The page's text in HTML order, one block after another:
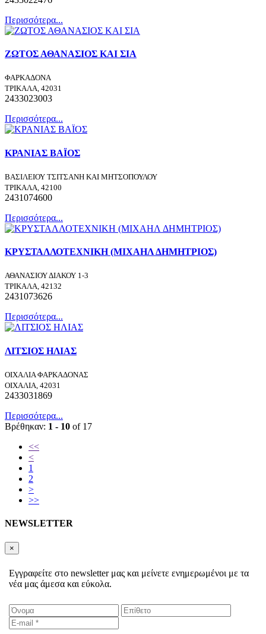
Περισσότερα...
ΖΩΤΟΣ ΑΘΑΝΑΣΙΟΣ ΚΑΙ ΣΙΑ
ΦΑΡΚΑΔΟΝΑ
ΤΡΙΚΑΛΑ, 42031
2433023003
Περισσότερα...
ΚΡΑΝΙΑΣ ΒΑΪΟΣ
ΒΑΣΙΛΕΙΟΥ ΤΣΙΤΣΑΝΗ ΚΑΙ ΜΗΤΣΟΠΟΥΛΟΥ
ΤΡΙΚΑΛΑ, 42100
2431074600
Περισσότερα...
ΚΡΥΣΤΑΛΛΟΤΕΧΝΙΚΗ (ΜΙΧΑΗΛ ΔΗΜΗΤΡΙΟΣ)
ΑΘΑΝΑΣΙΟΥ ΔΙΑΚΟΥ 1-3
ΤΡΙΚΑΛΑ, 42132
2431073626
Περισσότερα...
ΛΙΤΣΙΟΣ ΗΛΙΑΣ
ΟΙΧΑΛΙΑ ΦΑΡΚΑΔΟΝΑΣ
ΟΙΧΑΛΙΑ, 42031
2433031869
Περισσότερα...
Βρέθηκαν: 1 - 10 of 17
<<
<
1
2
>
>>
NEWSLETTER
×
Εγγραφείτε στο newsletter μας και μείνετε ενημερωμένοι με τα
νέα μας άμεσα και εύκολα.